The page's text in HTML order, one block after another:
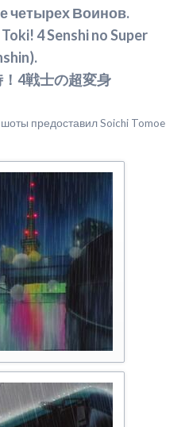
четырех Воинов.
4 Senshi no Super
4戦士の超変身
предоставил Soichi Tomoe